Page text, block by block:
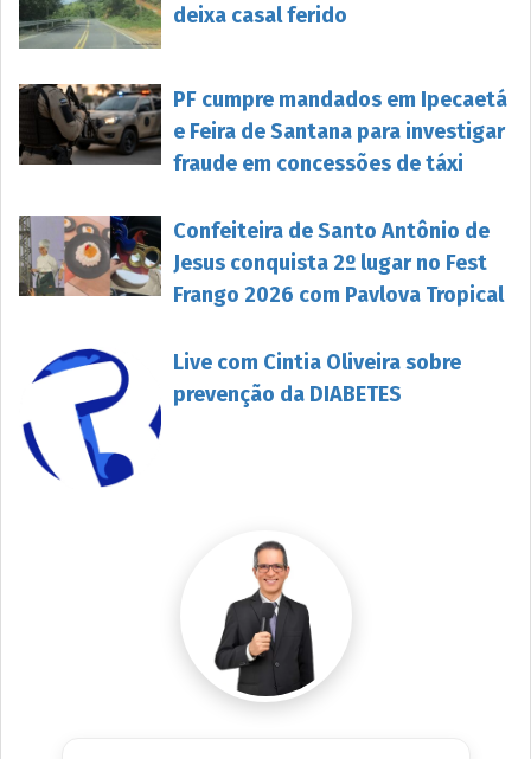
deixa casal ferido
PF cumpre mandados em Ipecaetá
e Feira de Santana para investigar
fraude em concessões de táxi
Confeiteira de Santo Antônio de
Jesus conquista 2º lugar no Fest
Frango 2026 com Pavlova Tropical
Live com Cintia Oliveira sobre
prevenção da DIABETES